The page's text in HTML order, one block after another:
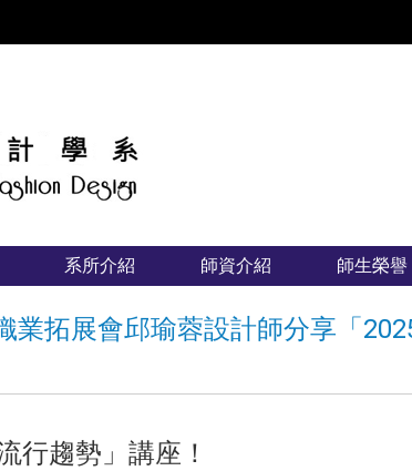
系所介紹 師資介紹 師生榮譽
拓展會邱瑜蓉設計師分享「
行趨勢」講座！